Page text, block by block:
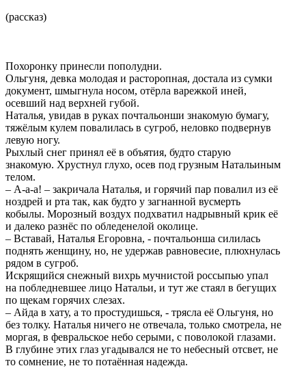
(рассказ)
Похоронку принесли пополудни.
Ольгуня, девка молодая и расторопная, достала из сумки
документ, шмыгнула носом, отёрла варежкой иней,
осевший над верхней губой.
Наталья, увидав в руках почтальонши знакомую бумагу,
тяжёлым кулем повалилась в сугроб, неловко подвернув
левую ногу.
Рыхлый снег принял её в объятия, будто старую
знакомую. Хрустнул глухо, осев под грузным Натальиным
телом.
– А-а-а! – закричала Наталья, и горячий пар повалил из её
ноздрей и рта так, как будто у загнанной вусмерть
кобылы. Морозный воздух подхватил надрывный крик её
и далеко разнёс по обледенелой околице.
– Вставай, Наталья Егоровна, - почтальонша силилась
поднять женщину, но, не удержав равновесие, плюхнулась
рядом в сугроб.
Искрящийся снежный вихрь мучнистой россыпью упал
на побледневшее лицо Натальи, и тут же стаял в бегущих
по щекам горячих слезах.
– Айда в хату, а то простудишься, - трясла её Ольгуня, но
без толку. Наталья ничего не отвечала, только смотрела, не
моргая, в февральское небо серыми, с поволокой глазами.
В глубине этих глаз угадывался не то небесный отсвет, не
то сомнение, не то потаённая надежда.